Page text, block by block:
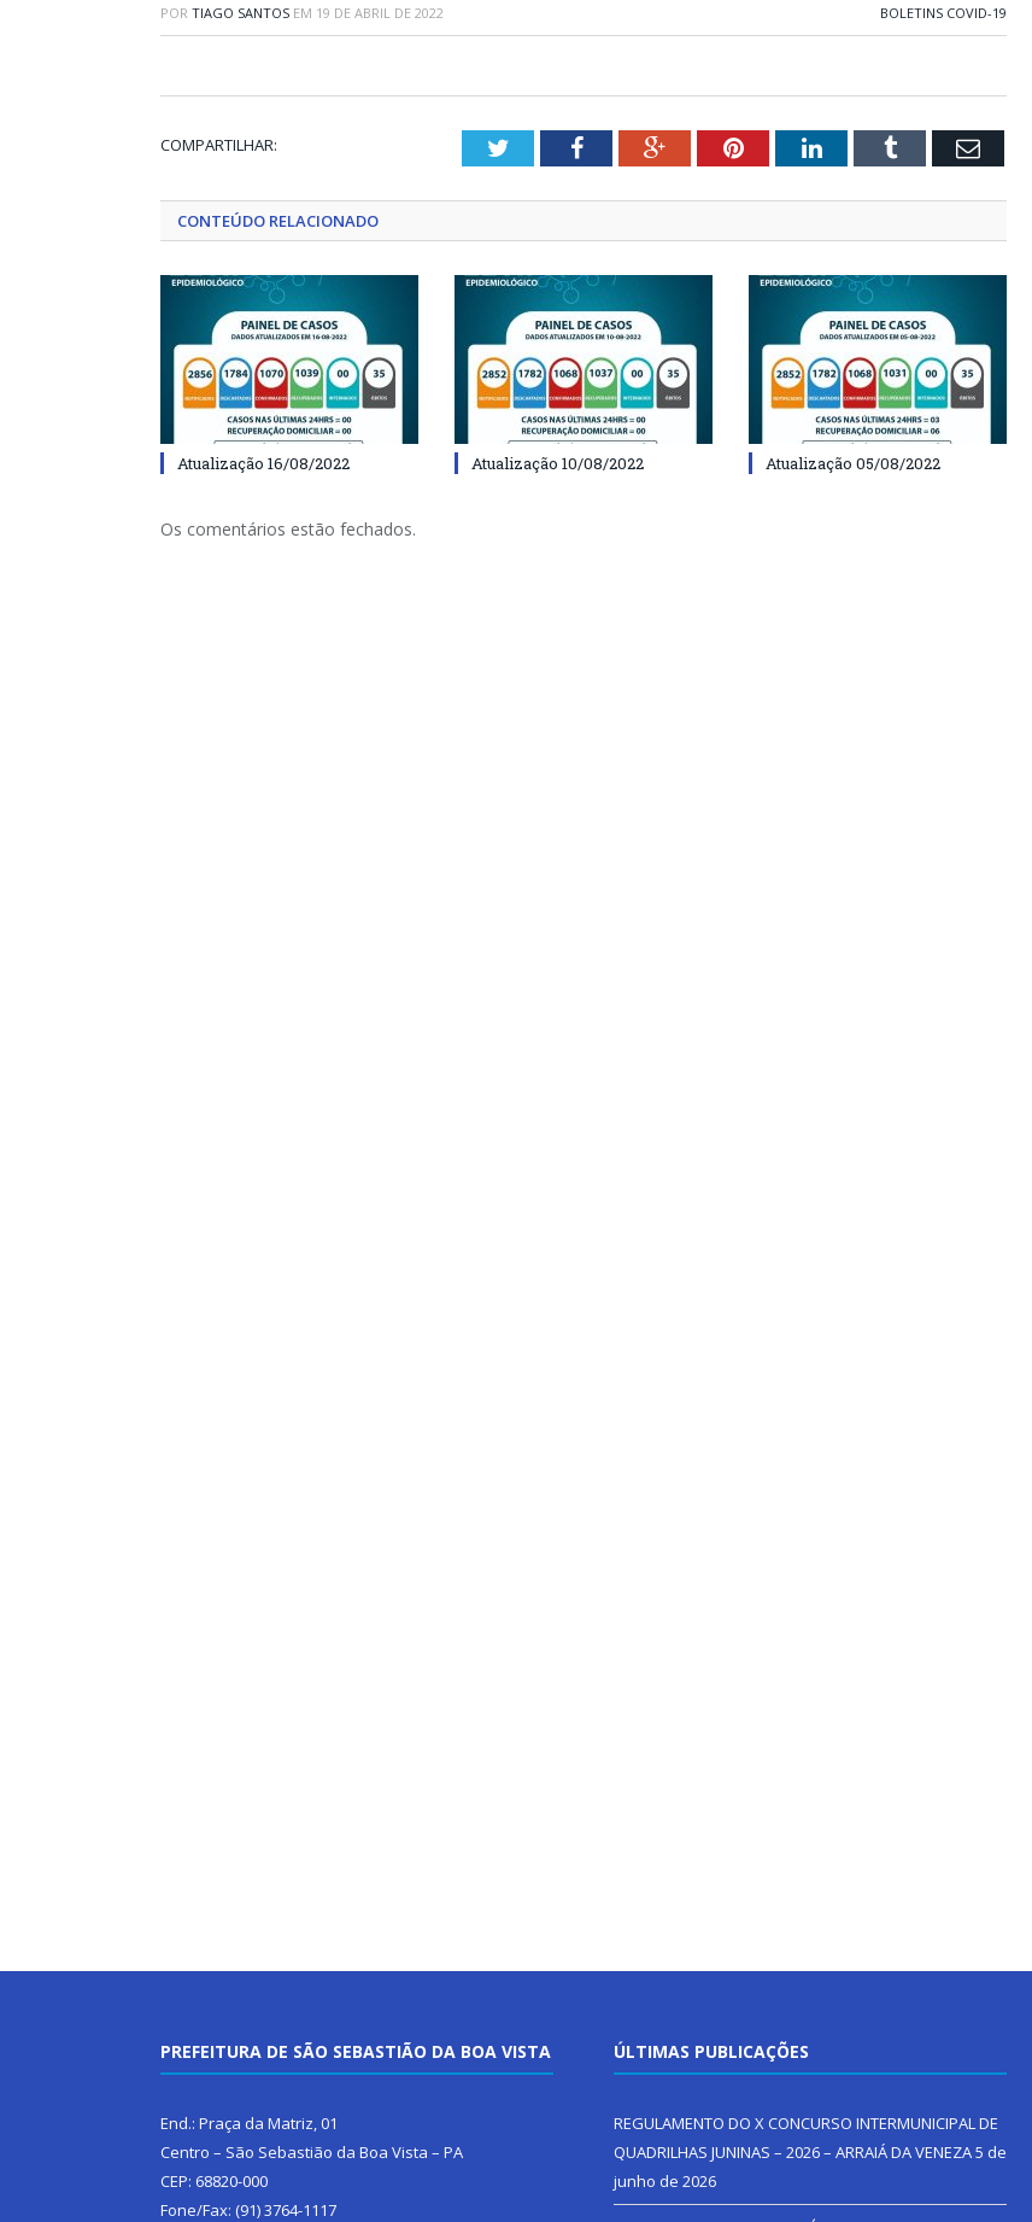
POR TIAGO SANTOS EM 19 DE ABRIL DE 2022 BOLETINS COVID-19
COMPARTILHAR: TwitterFacebookGoogle+PinterestLinkedInTumblr Email
CONTEÚDO RELACIONADO
Atualização 16/08/2022 Atualização 10/08/2022 Atualização 05/08/2022
Os comentários estão fechados.
PREFEITURA DE SÃO SEBASTIÃO DA BOA VISTA
End.: Praça da Matriz, 01
Centro – São Sebastião da Boa Vista – PA
CEP: 68820-000
Fone/Fax: (91) 3764-1117
ÚLTIMAS PUBLICAÇÕES
REGULAMENTO DO X CONCURSO INTERMUNICIPAL DE
QUADRILHAS JUNINAS – 2026 – ARRAIÁ DA VENEZA5 de
junho de 2026